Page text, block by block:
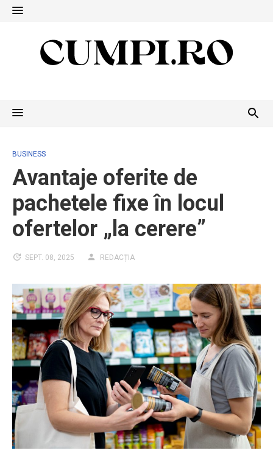
Skip
BUSINESS
Avantaje oferite de
pachetele fixe în locul
ofertelor „la cerere”
SEPT. 08, 2025 REDACȚIA